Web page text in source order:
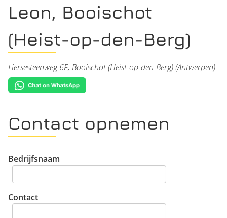
Leon, Booischot
(Heist-op-den-Berg)
Liersesteenweg 6F, Booischot (Heist-op-den-Berg) (Antwerpen)
Contact opnemen
Bedrijfsnaam
Contact